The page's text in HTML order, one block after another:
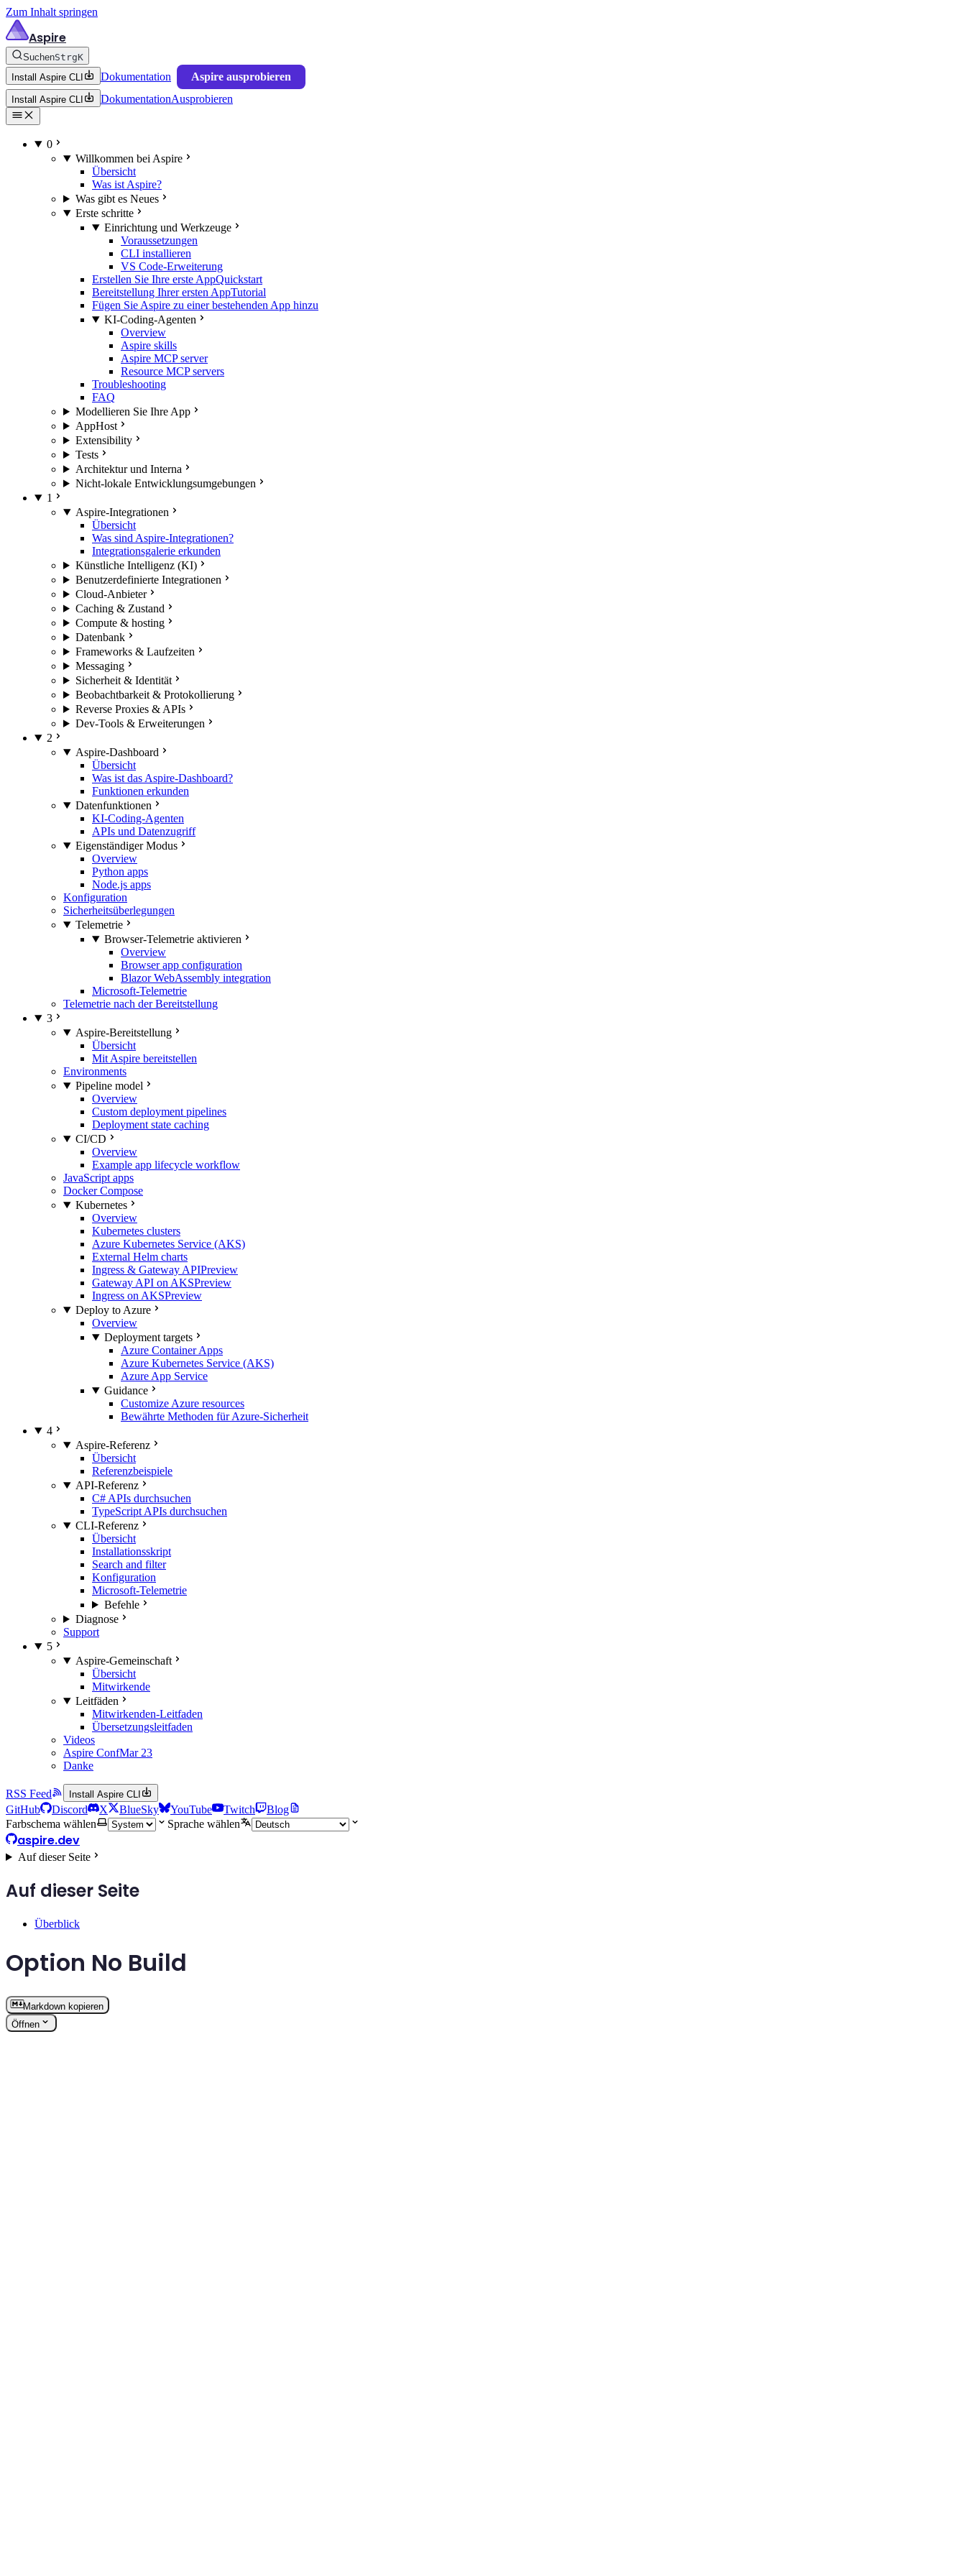
Zum Inhalt springen
Aspire
SuchenStrgK
Install Aspire CLI
Dokumentation Aspire ausprobieren
Install Aspire CLI DokumentationAusprobieren
0
Willkommen bei Aspire
Übersicht
Was ist Aspire?
Was gibt es Neues
Erste schritte
Einrichtung und Werkzeuge
Voraussetzungen
CLI installieren
VS Code-Erweiterung
Erstellen Sie Ihre erste AppQuickstart
Bereitstellung Ihrer ersten AppTutorial
Fügen Sie Aspire zu einer bestehenden App hinzu
KI-Coding-Agenten
Overview
Aspire skills
Aspire MCP server
Resource MCP servers
Troubleshooting
FAQ
Modellieren Sie Ihre App
AppHost
Extensibility
Tests
Architektur und Interna
Nicht-lokale Entwicklungsumgebungen
1
Aspire-Integrationen
Übersicht
Was sind Aspire-Integrationen?
Integrationsgalerie erkunden
Künstliche Intelligenz (KI)
Benutzerdefinierte Integrationen
Cloud-Anbieter
Caching & Zustand
Compute & hosting
Datenbank
Frameworks & Laufzeiten
Messaging
Sicherheit & Identität
Beobachtbarkeit & Protokollierung
Reverse Proxies & APIs
Dev-Tools & Erweiterungen
2
Aspire-Dashboard
Übersicht
Was ist das Aspire-Dashboard?
Funktionen erkunden
Datenfunktionen
KI-Coding-Agenten
APIs und Datenzugriff
Eigenständiger Modus
Overview
Python apps
Node.js apps
Konfiguration
Sicherheitsüberlegungen
Telemetrie
Browser-Telemetrie aktivieren
Overview
Browser app configuration
Blazor WebAssembly integration
Microsoft-Telemetrie
Telemetrie nach der Bereitstellung
3
Aspire-Bereitstellung
Übersicht
Mit Aspire bereitstellen
Environments
Pipeline model
Overview
Custom deployment pipelines
Deployment state caching
CI/CD
Overview
Example app lifecycle workflow
JavaScript apps
Docker Compose
Kubernetes
Overview
Kubernetes clusters
Azure Kubernetes Service (AKS)
External Helm charts
Ingress & Gateway APIPreview
Gateway API on AKSPreview
Ingress on AKSPreview
Deploy to Azure
Overview
Deployment targets
Azure Container Apps
Azure Kubernetes Service (AKS)
Azure App Service
Guidance
Customize Azure resources
Bewährte Methoden für Azure-Sicherheit
4
Aspire-Referenz
Übersicht
Referenzbeispiele
API-Referenz
C# APIs durchsuchen
TypeScript APIs durchsuchen
CLI-Referenz
Übersicht
Installationsskript
Search and filter
Konfiguration
Microsoft-Telemetrie
Befehle
Diagnose
Support
5
Aspire-Gemeinschaft
Übersicht
Mitwirkende
Leitfäden
Mitwirkenden-Leitfaden
Übersetzungsleitfaden
Videos
Aspire ConfMar 23
Danke
RSS Feed Install Aspire CLI
GitHub Discord X BlueSky YouTube Twitch
Blog
Farbschema wählen
Sprache wählen
aspire.dev
Auf dieser Seite
Auf dieser Seite
Überblick
Option No Build
Markdown kopieren
Öffnen